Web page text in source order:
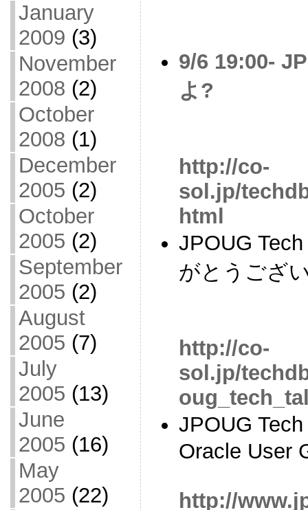
January
2009 (3)
November
2008 (2)
October
2008 (1)
December
2005 (2)
October
2005 (2)
September
2005 (2)
August
2005 (7)
July
2005 (13)
June
2005 (16)
May
2005 (22)
9/6 19:00-
よ?
http://co-
sol.jp/
html
JPOUG
がとうござ
http://co-
sol.jp/
JPOUG
Oracle User
http://